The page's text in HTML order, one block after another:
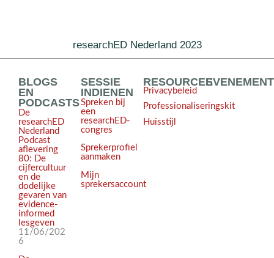
researchED Nederland 2023
BLOGS
EN
PODCASTS
De
researchED
Nederland
Podcast
aflevering
80: De
cijfercultuur
en de
dodelijke
gevaren van
evidence-
informed
lesgeven
11/06/202
6
SESSIE
INDIENEN
Spreken bij
een
researchED-
congres
Sprekerprofiel
aanmaken
Mijn
sprekersaccount
RESOURCES
Privacybeleid
Professionaliseringskit
Huisstijl